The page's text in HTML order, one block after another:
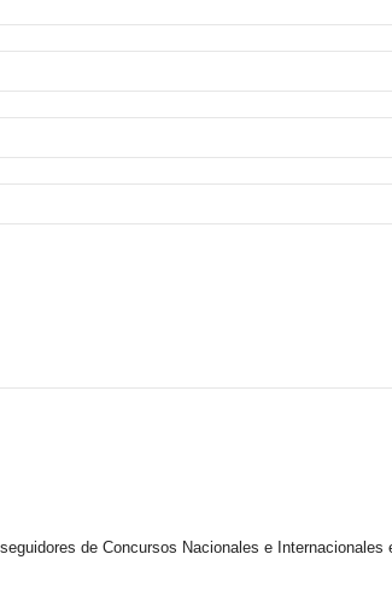
de Concursos Nacionales e Internacionales